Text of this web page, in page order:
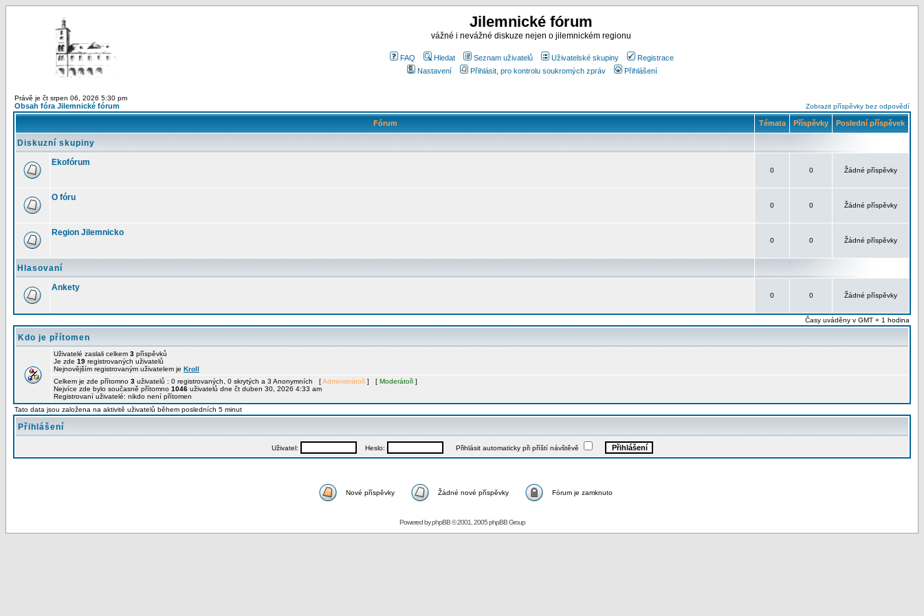
Jilemnické fórum
vážné i nevážné diskuze nejen o jilemnickém regionu
FAQ Hledat Seznam uživatelů Uživatelské skupiny
Registrace
Nastavení
Přihlásit, pro kontrolu soukromých zpráv Přihlášení
Právě je čt srpen 06, 2026 5:30 pm
Obsah fóra Jilemnické fórum Zobrazit příspěvky bez odpovědí
Fórum Témata Příspěvky Poslední příspěvek
Diskuzní skupiny
Ekofórum
0 0 Žádné příspěvky
O fóru
0 0 Žádné příspěvky
Region Jilemnicko
0 0 Žádné příspěvky
Hlasovaní
Ankety
0 0 Žádné příspěvky
Časy uváděny v GMT + 1 hodina
Kdo je přítomen
Uživatelé zaslali celkem 3 příspěvků
Je zde 19 registrovaných uživatelů
Nejnovějším registrovaným uživatelem je Kroll
Celkem je zde přítomno 3 uživatelů : 0 registrovaných, 0 skrytých a 3 Anonymních [Administrátoři ] [ Moderátoři ]
Nejvíce zde bylo současně přítomno 1046 uživatelů dne čt duben 30, 2026 4:33 am
Registrovaní uživatelé: nikdo není přítomen
Tato data jsou založena na aktivitě uživatelů během posledních 5 minut
Přihlášení
Uživatel: Heslo: Přihlásit automaticky při příští návštěvě
Nové příspěvky Žádné nové příspěvky Fórum je zamknuto
Powered byphpBB© 2001, 2005 phpBB Group